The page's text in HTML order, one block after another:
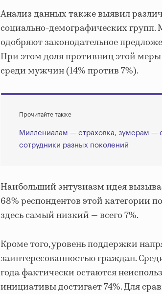
Анализ данных также выявил
социально-демографических
одобряют законодательное
При этом доля противниц этой
среди мужчин (14% против 7%).
Прочитайте также
Миллениалам — страховка, зумерам —
сотрудники разных поколений
Наибольший энтузиазм идея
68% респондентов этой категории
здесь самый низкий — всего 7%.
Кроме того, уровень поддержки
заинтересованностью граждан.
года фактически остаются
инициативы достигает 74%. Для